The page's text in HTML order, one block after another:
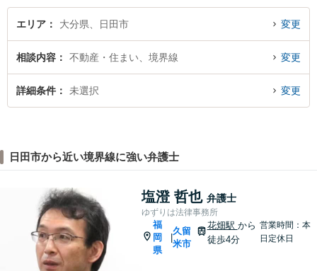
エリア 大分県、日田市 変更
相談内容 不動産・住まい、境界線 変更
詳細条件 未選択 変更
日田市から近い境界線に強い弁護士
塩澄 哲也 弁護士
ゆずりは法律事務所
福
岡
県
久留
米市
花畑駅 から
徒歩4分
営業時間：本
日定休日